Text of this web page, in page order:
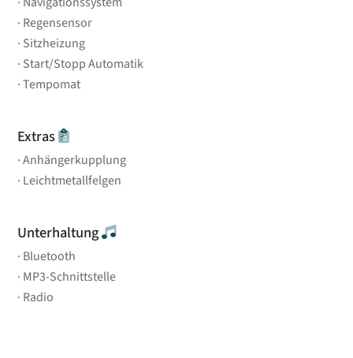
Regensensor
Sitzheizung
Start/Stopp Automatik
Tempomat
Extras
Anhängerkupplung
Leichtmetallfelgen
Unterhaltung
Bluetooth
MP3-Schnittstelle
Radio